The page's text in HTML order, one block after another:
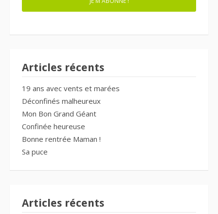
Articles récents
19 ans avec vents et marées
Déconfinés malheureux
Mon Bon Grand Géant
Confinée heureuse
Bonne rentrée Maman !
Sa puce
Articles récents